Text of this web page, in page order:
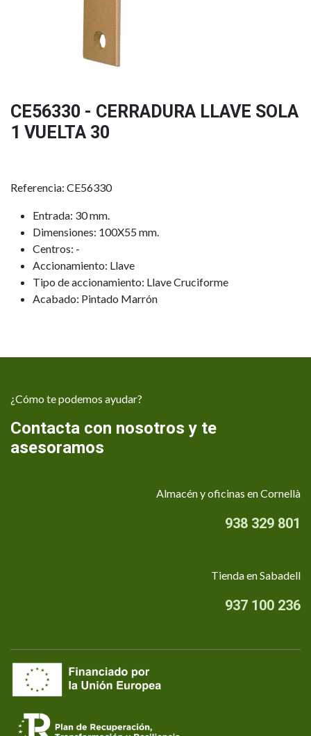
CE56330 - CERRADURA LLAVE SOLA
1 VUELTA 30
Referencia: CE56330
Entrada: 30 mm.
Dimensiones: 100X55 mm.
Centros: -
Accionamiento: Llave
Tipo de accionamiento: Llave Cruciforme
Acabado: Pintado Marrón
¿Cómo te podemos ayudar?
Contacta con nosotros y te
asesoramos
Almacén y oficinas en Cornellà
938 329 801
Tienda en Sabadell
937 100 236